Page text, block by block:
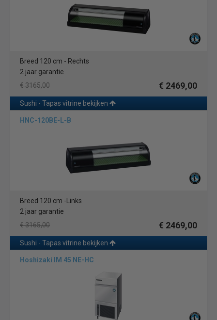
duurzaamheid betekent. In het verleden waren zij mogelijk
beperkt tot de aankoop van grote dure commerciële ijsmachines
met een aanzienlijke invloed op het milieu.
Breed 120 cm - Rechts
2 jaar garantie
€ 3165,00
€ 2469,00
Sushi - Tapas vitrine bekijken
HNC-120BE-L-B
Breed 120 cm -Links
2 jaar garantie
€ 3165,00
€ 2469,00
Sushi - Tapas vitrine bekijken
Hoshizaki IM 45 NE-HC